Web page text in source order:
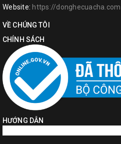
#Dụng_cụ_cầm_tay #Máy_cầm_tay
Website: https://donghecuacha.com
VỀ CHÚNG TÔI
CHÍNH SÁCH
HƯỚNG DẪN